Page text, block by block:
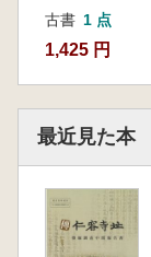
古書 1 点
1,425 円
最近見た本